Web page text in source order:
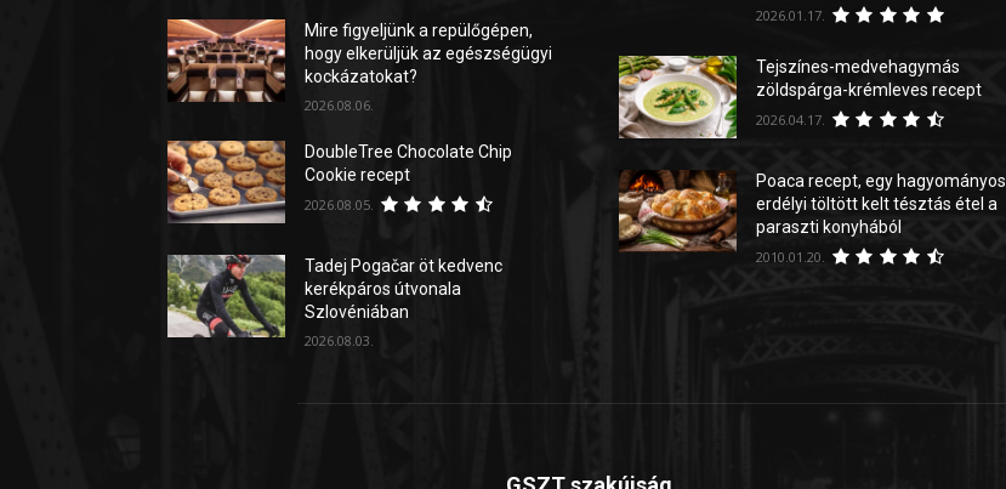
Mire figyeljünk a repülőgépen,
hogy elkerüljük az egészségügyi
kockázatokat?
2026.08.06.
DoubleTree Chocolate Chip
Cookie recept
2026.08.05.
Tadej Pogačar öt kedvenc
kerékpáros útvonala
Szlovéniában
2026.08.03.
2026.01.17.
Tejszínes-medvehagymás
zöldspárga-krémleves recept
2026.04.17.
Poaca recept, egy hagyományos
erdélyi töltött kelt tésztás étel a
paraszti konyhából
2010.01.20.